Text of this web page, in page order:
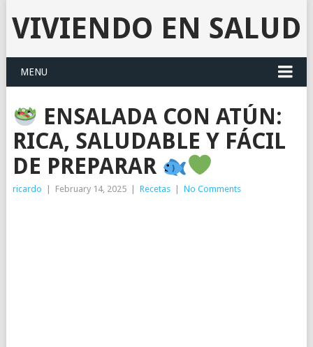
VIVIENDO EN SALUD
MENU
ENSALADA CON ATÚN:
RICA, SALUDABLE Y FÁCIL
DE PREPARAR
ricardo | February 14, 2025 | Recetas | No Comments